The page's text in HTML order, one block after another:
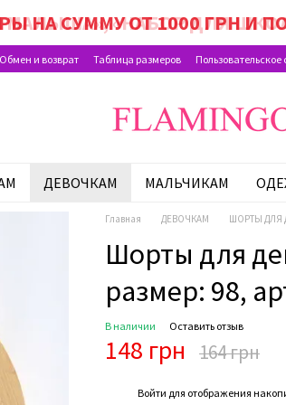
НА СУММУ ОТ 1000 ГРН И
«НАБОР ДЛЯ
Обмен и возврат Таблица размеров
ДЕВОЧКАМ МАЛЬЧИКАМ
Главная ДЕВОЧКАМ ШОРТЫ ДЛЯ
Шорты для
размер: 98,
В наличии Оставить отзыв
148 грн 164 грн
Войти для отображения